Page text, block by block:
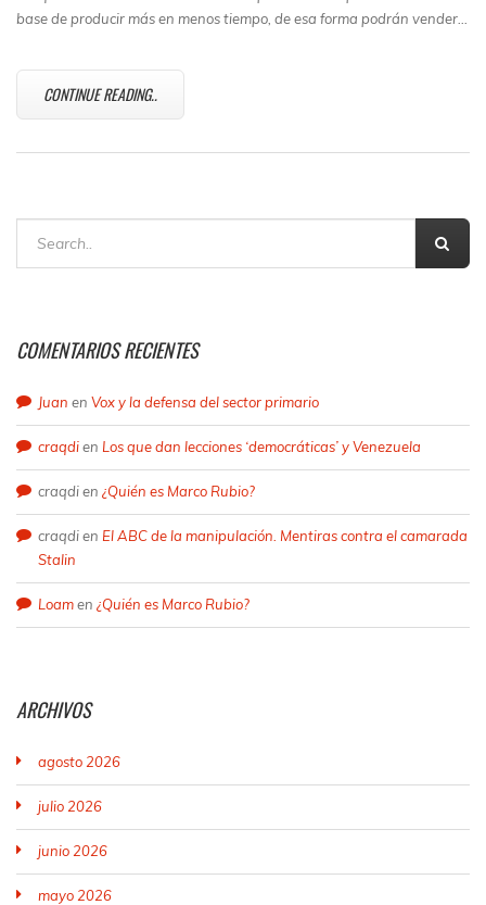
base de producir más en menos tiempo, de esa forma podrán vender…
CONTINUE READING..
COMENTARIOS RECIENTES
Juan en Vox y la defensa del sector primario
craqdien Los que dan lecciones ‘democráticas’ y Venezuela
craqdien ¿Quién es Marco Rubio?
craqdien El ABC de la manipulación. Mentiras contra el camarada
Stalin
Loamen ¿Quién es Marco Rubio?
ARCHIVOS
agosto 2026
julio 2026
junio 2026
mayo 2026